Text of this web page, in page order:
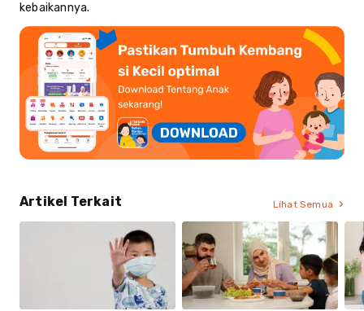
kebaikannya.
Artikel Terkait Lihat Semua